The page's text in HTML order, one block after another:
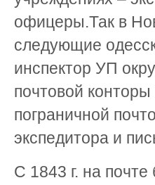
офицеры.Так в
следующие
инспектор УП
почтовой
пограничной
экспедитора и
С 1843 г. на